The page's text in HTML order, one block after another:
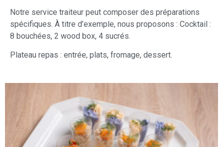
Notre service traiteur peut composer des préparations
spécifiques. À titre d’exemple, nous proposons : Cocktail :
8 bouchées, 2 wood box, 4 sucrés.
Plateau repas : entrée, plats, fromage, dessert.